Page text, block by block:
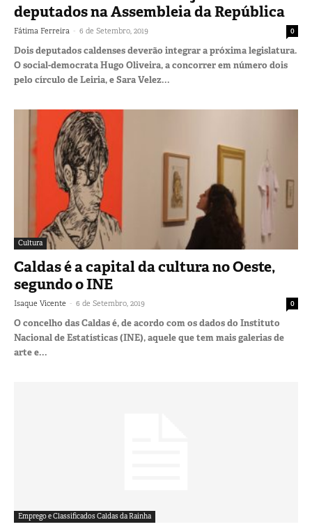
deputados na Assembleia da República
Fátima Ferreira - 6 de Setembro, 2019 0
Dois deputados caldenses deverão integrar a próxima legislatura.
O social-democrata Hugo Oliveira, a concorrer em número dois
pelo círculo de Leiria, e Sara Velez...
Cultura
Caldas é a capital da cultura no Oeste,
segundo o INE
Isaque Vicente - 6 de Setembro, 2019 0
O concelho das Caldas é, de acordo com os dados do Instituto
Nacional de Estatísticas (INE), aquele que tem mais galerias de
arte e...
Emprego e Classificados Caldas da Rainha